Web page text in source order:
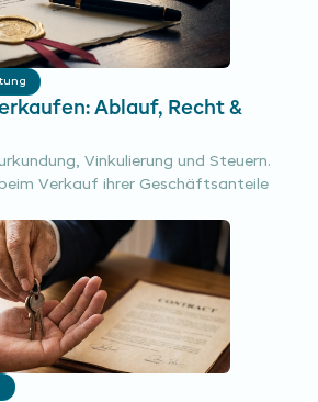
Ablauf, Recht &
Vinkulierung und Steuern.
Verkauf ihrer Geschäftsanteile